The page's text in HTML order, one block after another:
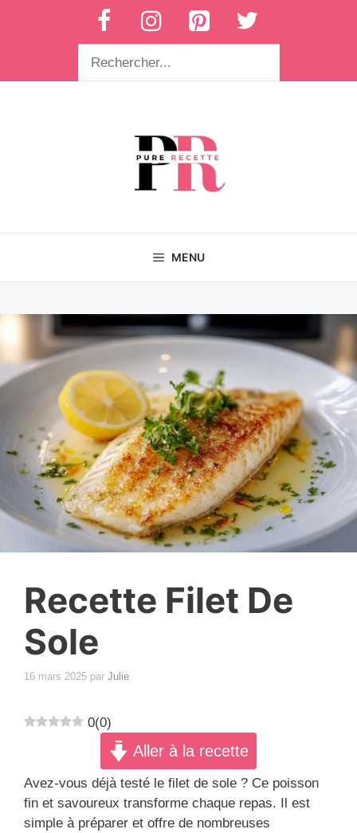
MENU
Recette Filet De
Sole
16 mars 2025 par Julie
0(0)
Aller à la recette
Avez-vous déjà testé le filet de sole ? Ce poisson
fin et savoureux transforme chaque repas. Il est
simple à préparer et offre de nombreuses